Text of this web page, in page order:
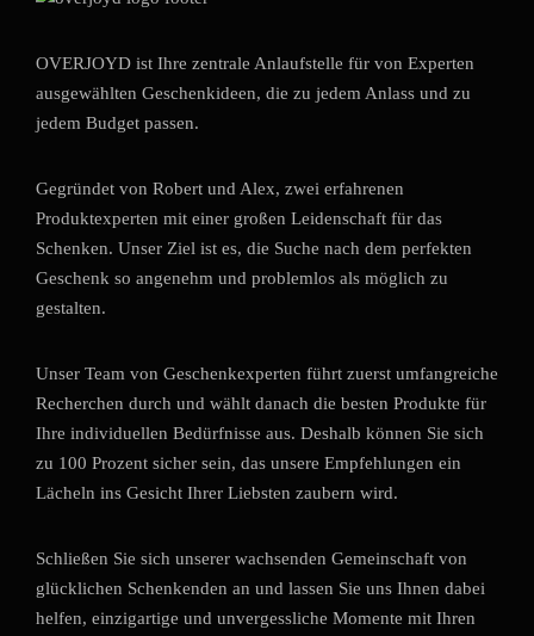
OVERJOYD ist Ihre zentrale Anlaufstelle für von Experten
ausgewählten Geschenkideen, die zu jedem Anlass und zu
jedem Budget passen.
Gegründet von Robert und Alex, zwei erfahrenen
Produktexperten mit einer großen Leidenschaft für das
Schenken. Unser Ziel ist es, die Suche nach dem perfekten
Geschenk so angenehm und problemlos als möglich zu
gestalten.
Unser Team von Geschenkexperten führt zuerst umfangreiche
Recherchen durch und wählt danach die besten Produkte für
Ihre individuellen Bedürfnisse aus. Deshalb können Sie sich
zu 100 Prozent sicher sein, das unsere Empfehlungen ein
Lächeln ins Gesicht Ihrer Liebsten zaubern wird.
Schließen Sie sich unserer wachsenden Gemeinschaft von
glücklichen Schenkenden an und lassen Sie uns Ihnen dabei
helfen, einzigartige und unvergessliche Momente mit Ihren